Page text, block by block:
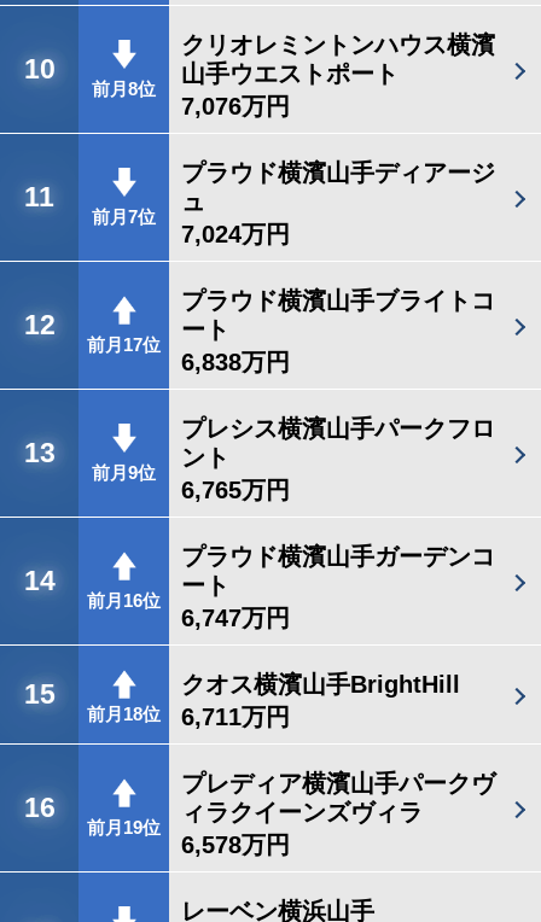
10
前月8位
クリオレミントンハウス横濱
山手ウエストポート
7,076万円
11
前月7位
プラウド横濱山手ディアージ
ュ
7,024万円
12
前月17位
プラウド横濱山手ブライトコ
ート
6,838万円
13
前月9位
プレシス横濱山手パークフロ
ント
6,765万円
14
前月16位
プラウド横濱山手ガーデンコ
ート
6,747万円
15
前月18位
クオス横濱山手BrightHill
6,711万円
16
前月19位
プレディア横濱山手パークヴ
ィラクイーンズヴィラ
6,578万円
レーベン横浜山手